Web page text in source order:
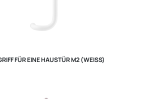
FÜR EINE HAUSTÜR M2 (WEISS)